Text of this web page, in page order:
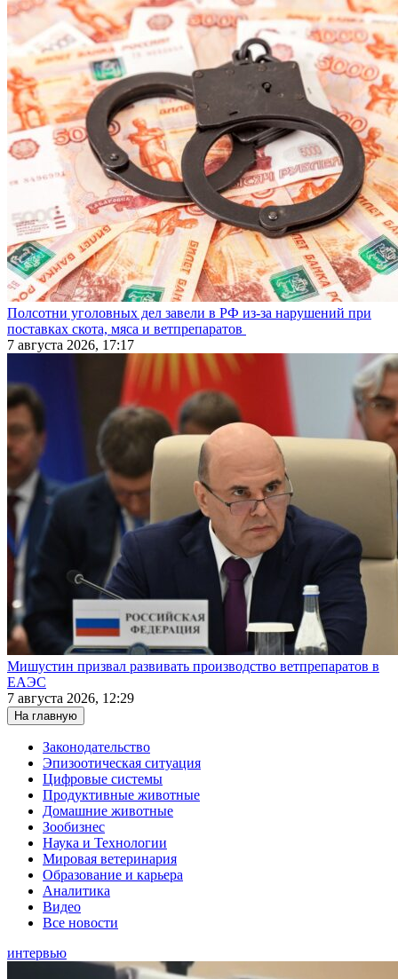
Полсотни уголовных дел завели в РФ из-за нарушений при
поставках скота, мяса и ветпрепаратов
7 августа 2026, 17:17
Мишустин призвал развивать производство ветпрепаратов в
ЕАЭС
7 августа 2026, 12:29
На главную
Законодательство
Эпизоотическая ситуация
Цифровые системы
Продуктивные животные
Домашние животные
Зообизнес
Наука и Технологии
Мировая ветеринария
Образование и карьера
Аналитика
Видео
Все новости
интервью